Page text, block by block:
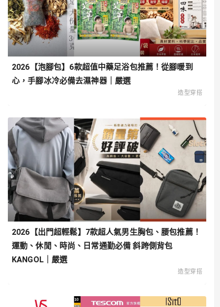
2026【泡腳包】6款超值中藥足浴包推薦！從腳暖到
心，手腳冰冷必備去濕神器｜嚴選
造型穿搭
2026【出門超輕鬆】7款超人氣男生胸包、腰包推薦！
運動、休閒、時尚、日常通勤必備 斜跨側背包
KANGOL｜嚴選
造型穿搭